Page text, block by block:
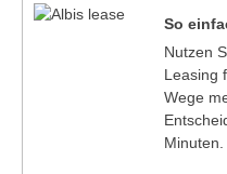
So
Nutzen
Leasing
Wege
Minuten.